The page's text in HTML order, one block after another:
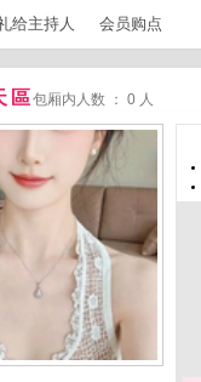
给主持人 会员购点
區包厢内人数 ： 0 人